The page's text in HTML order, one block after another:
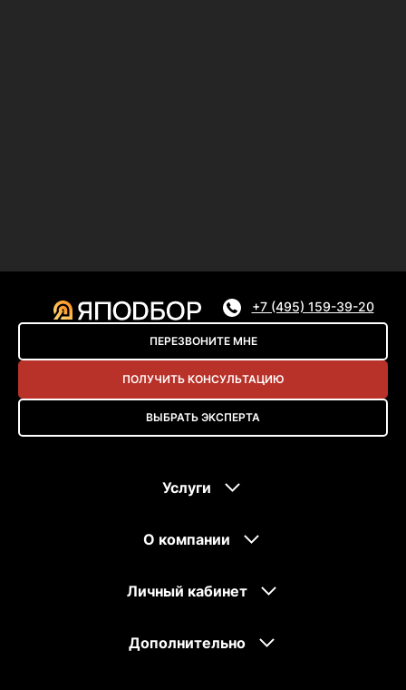
+7 (495) 159-39-20
ПЕРЕЗВОНИТЕ МНЕ
ПОЛУЧИТЬ КОНСУЛЬТАЦИЮ
ВЫБРАТЬ ЭКСПЕРТА
Услуги
О компании
Личный кабинет
Дополнительно